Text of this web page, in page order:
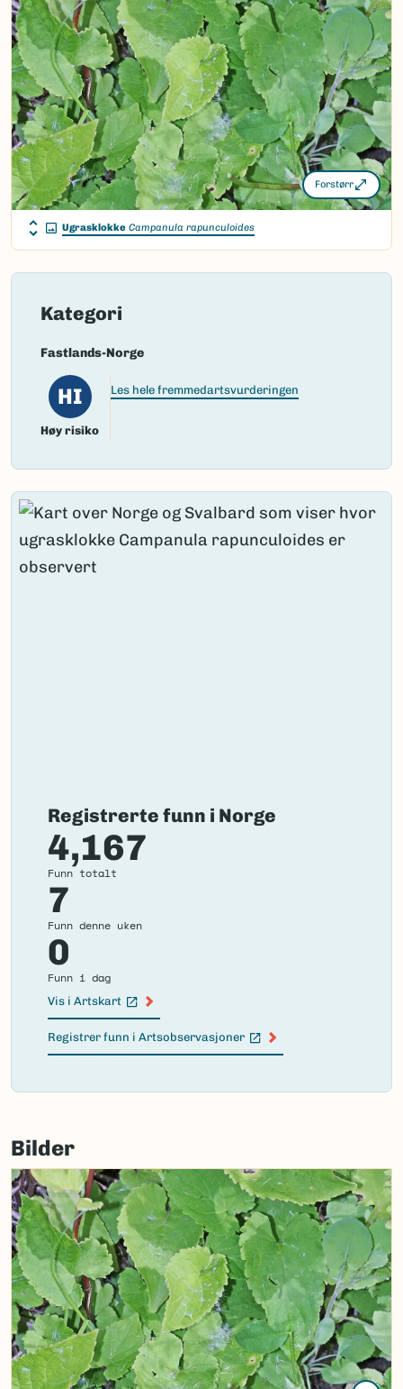
Vitenskapelig navn ID:100942
Takson ID:60902
Gå til Nortaxa for flere detaljer
(Ekstern lenke)
Forstørr
Ugrasklokke Campanula rapunculoides
Kategori
Fastlands-Norge
HI
Høy risiko
Les hele fremmedartsvurderingen
Registrerte funn i Norge
4,167
Funn totalt
7
Funn denne uken
0
Funn i dag
Vis i Artskart
(Ekstern lenke)
Registrer funn i Artsobservasjoner
(Ekstern lenke)
Failed
load
map.
Bilder